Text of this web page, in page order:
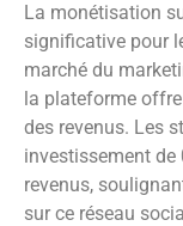
La monétisation
significative pour
marché du
la plateforme
des revenus. Les
investissement de
revenus,
sur ce réseau